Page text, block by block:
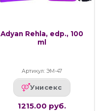
Adyan Rehla, edp., 100
ml
Артикул: ЭМ-47
Унисекс
1215.00 руб.